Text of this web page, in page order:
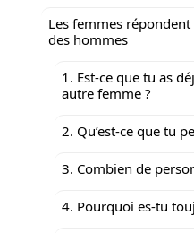
Les femmes
des hommes
1. Est-ce que tu as
autre femme ?
2. Qu’est-ce que tu
3. Combien de
4. Pourquoi es-tu